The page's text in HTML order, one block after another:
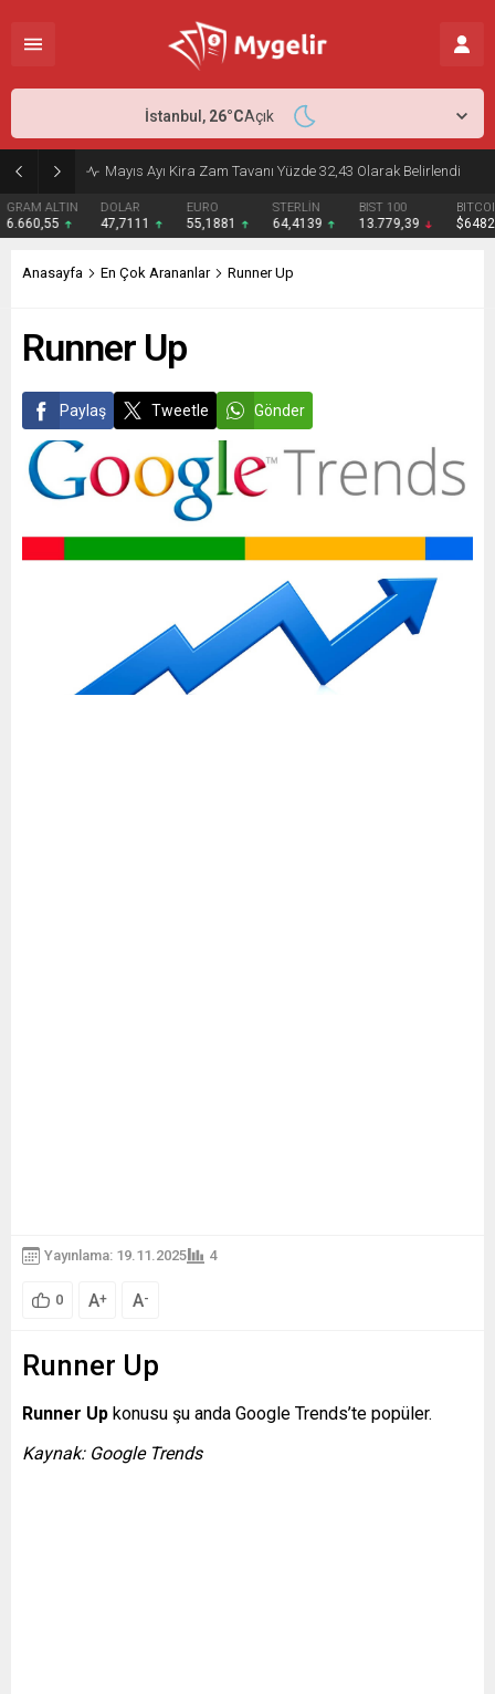
Nisan Ayı Enflasyonu Açıklandı: Beklentiler Aşıldı
DOLAR
47,7111
EURO
55,1881
STERLİN
64,4139
BIST 100
13.779,39
BITCOIN
$64824
İstanbul, 26°CAçık
Anasayfa En Çok Arananlar Runner Up
Runner Up
Paylaş Tweetle Gönder
Yayınlama: 19.11.2025 4
0 A+ A-
Runner Up
Runner Up konusu şu anda Google Trends’te popüler.
Kaynak: Google Trends